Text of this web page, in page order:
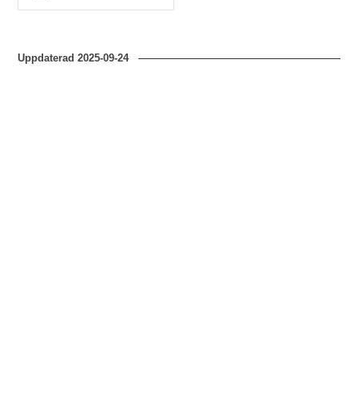
Typ
Uppdaterad2025-09-24